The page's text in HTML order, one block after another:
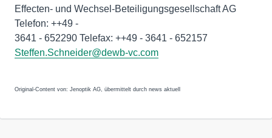
Effecten- und Wechsel-Beteiligungsgesellschaft AG
Telefon: ++49 -
3641 - 652290 Telefax: ++49 - 3641 - 652157
Steffen.Schneider@dewb-vc.com
Original-Content von: Jenoptik AG, übermittelt durch news aktuell